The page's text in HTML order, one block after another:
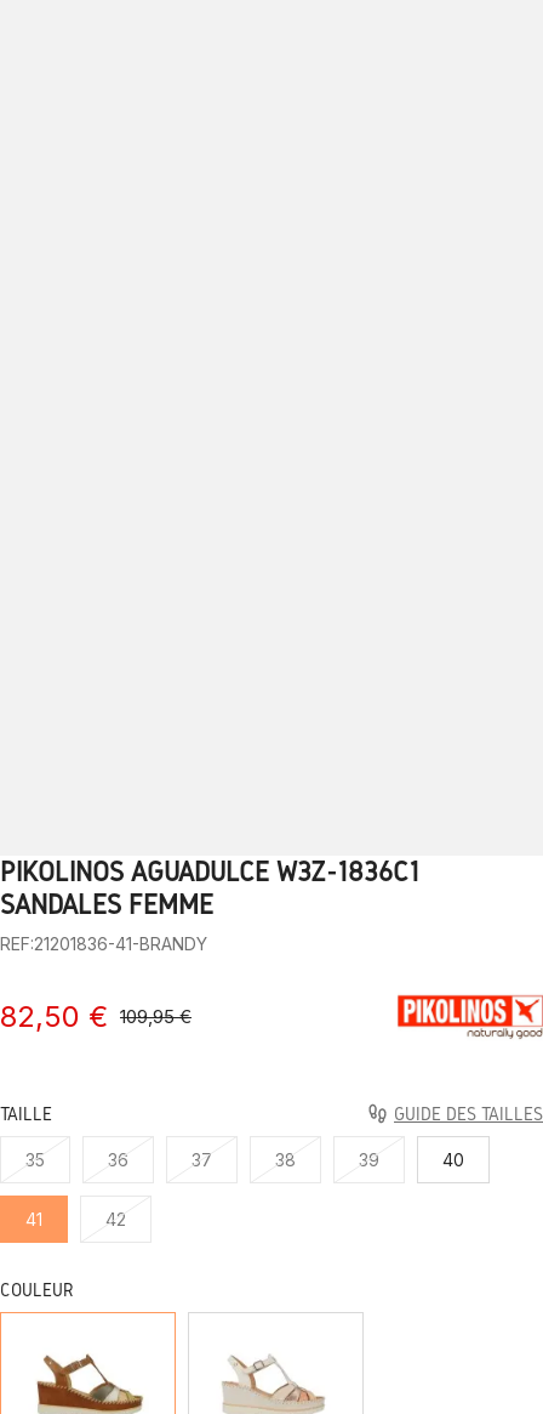
1 2 3 4 5 6 7 8 9
PIKOLINOS AGUADULCE W3Z-1836C1
SANDALES FEMME
REF:21201836-41-BRANDY
82,50 € 109,95 €
TAILLE GUIDE DES TAILLES
35 36 37 38 39 40
41 42
COULEUR